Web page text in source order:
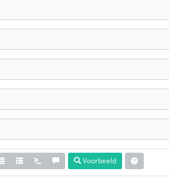
Voorbeeld